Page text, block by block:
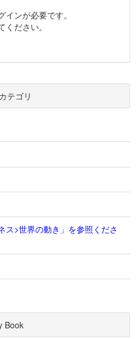
ンが必要です。
ださい。
テゴリ
ス>世界の動き」を参照くださ
Book